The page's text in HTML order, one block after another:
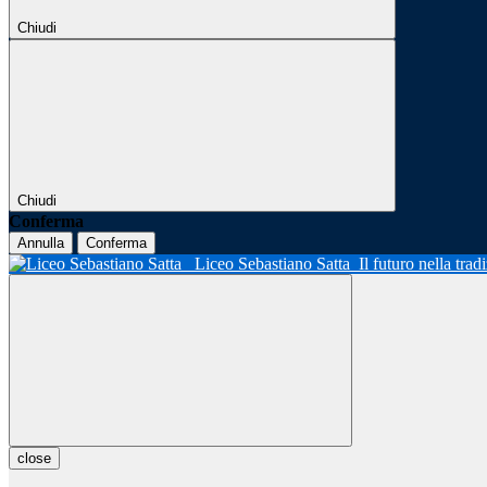
Chiudi
Chiudi
Conferma
Annulla Conferma
Liceo Sebastiano Satta Il futuro nella
close